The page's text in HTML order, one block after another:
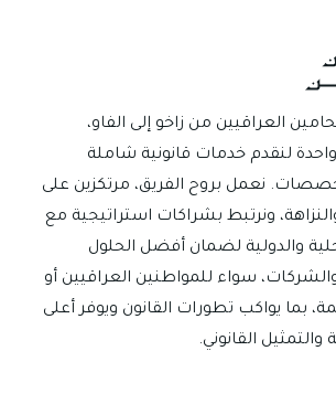
العراقيين من زاخو إلى الفاو،
لنقدم خدمات قانونية شاملة
نعمل بروح الفريق، مرتكزين على
ونرتبط بشراكات استراتيجية مع
والدولية لضمان أفضل الحلول
والشركات، سواء للمواطنين العراقيين أو
بما يواكب تطورات القانون ويوفر أعلى
القانوني.